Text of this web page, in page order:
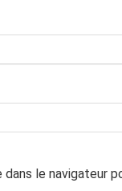
le navigateur